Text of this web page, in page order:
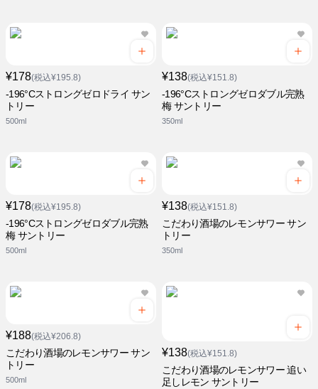
¥178(税込¥195.8)
-196°Cストロングゼロドライ サン
トリー
500ml
¥138(税込¥151.8)
-196°Cストロングゼロダブル完熟
梅 サントリー
350ml
¥178(税込¥195.8)
-196°Cストロングゼロダブル完熟
梅 サントリー
500ml
¥138(税込¥151.8)
こだわり酒場のレモンサワー サン
トリー
350ml
¥188(税込¥206.8)
こだわり酒場のレモンサワー サン
トリー
500ml
¥138(税込¥151.8)
こだわり酒場のレモンサワー 追い
足しレモン サントリー